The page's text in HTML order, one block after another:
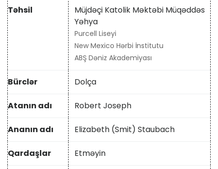
Təhsil
Müjdəçi Katolik Məktəbi Müqəddəs
Yəhya
Purcell Liseyi
New Mexico Hərbi İnstitutu
ABŞ Dəniz Akademiyası
Bürclər Dolça
Atanın adı Robert Joseph
Ananın adı Elizabeth (Smit) Staubach
Qardaşlar Etməyin